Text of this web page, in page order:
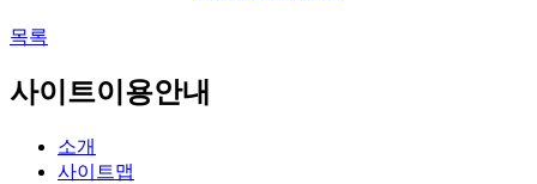
목록
사이트이용안내
소개
사이트맵